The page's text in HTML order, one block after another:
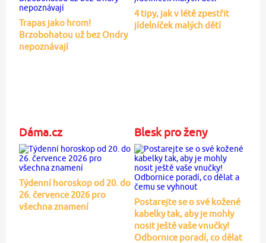
Trapas jako hrom!
Brzobohatou už bez Ondry
nepoznávají
4 tipy, jak v létě zpestřit
jídelníček malých dětí
Dáma.cz
Týdenní horoskop od 20. do
26. července 2026 pro
všechna znamení
Blesk pro ženy
Postarejte se o své kožené
kabelky tak, aby je mohly
nosit ještě vaše vnučky!
Odbornice poradí, co dělat